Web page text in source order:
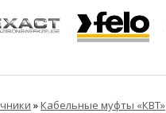
»Кабельные муфты «КВТ»